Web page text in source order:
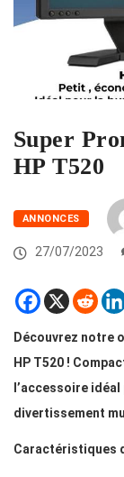
Super
HP T520
ANNONCES
27/07/2023
Découvrez notre
HP T520 !
l’accessoire
divertissement
Caractéristiques